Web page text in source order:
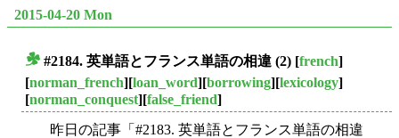
2015-04-20 Mon
#2184. 英単語とフランス単語の相違 (2) [french]
[norman_french][loan_word][borrowing][lexicology]
[norman_conquest][false_friend]
昨日の記事「#2183. 英単語とフランス単語の相違